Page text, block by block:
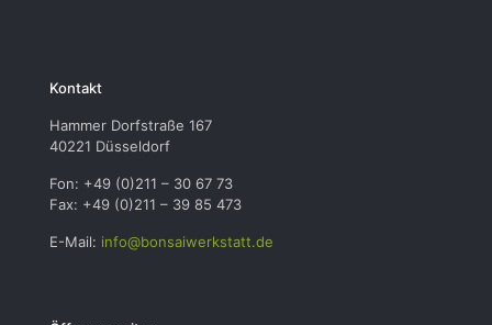
Kontakt
Hammer Dorfstraße 167
40221 Düsseldorf
Fon: +49 (0)211 – 30 67 73
Fax: +49 (0)211 – 39 85 473
E-Mail: info@bonsaiwerkstatt.de